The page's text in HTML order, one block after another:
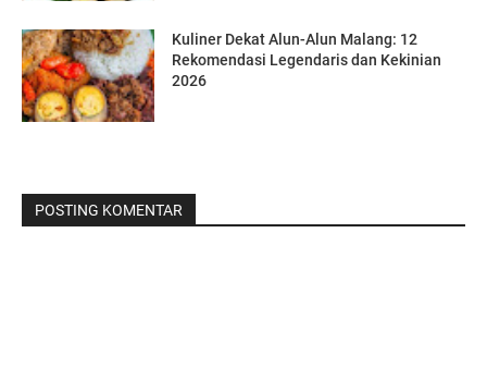
Kuliner Dekat Alun-Alun Malang: 12
Rekomendasi Legendaris dan Kekinian
2026
POSTING KOMENTAR